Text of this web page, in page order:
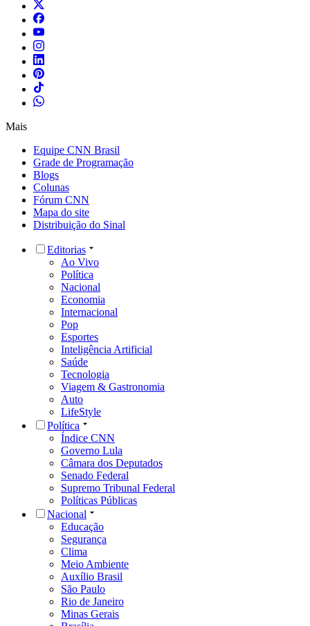
Mais
Equipe CNN Brasil
Grade de Programação
Blogs
Colunas
Fórum CNN
Mapa do site
Distribuição do Sinal
Editorias
Ao Vivo
Política
Nacional
Economia
Internacional
Pop
Esportes
Inteligência Artificial
Saúde
Tecnologia
Viagem & Gastronomia
Auto
LifeStyle
Política
Índice CNN
Governo Lula
Câmara dos Deputados
Senado Federal
Supremo Tribunal Federal
Políticas Públicas
Nacional
Educação
Segurança
Clima
Meio Ambiente
Auxílio Brasil
São Paulo
Rio de Janeiro
Minas Gerais